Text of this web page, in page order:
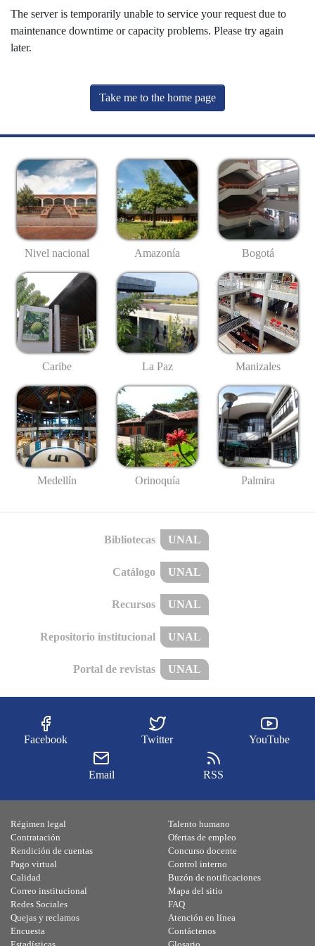
The server is temporarily unable to service your request due to
maintenance downtime or capacity problems. Please try again
later.
Take me to the home page
Nivel nacional Amazonía Bogotá
Caribe La Paz Manizales
Medellín Orinoquía Palmira
Bibliotecas UNAL
Catálogo UNAL
Recursos UNAL
Repositorio institucional UNAL
Portal de revistas UNAL
Facebook Twitter YouTube
Email RSS
Régimen legal
Contratación
Rendición de cuentas
Pago virtual
Calidad
Talento humano
Ofertas de empleo
Concurso docente
Control interno
Buzón de notificaciones
Correo institucional
Redes Sociales
Quejas y reclamos
Encuesta
Mapa del sitio
FAQ
Atención en línea
Contáctenos